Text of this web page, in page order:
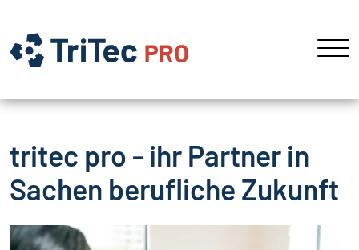
tritec pro - ihr Partner in
Sachen berufliche Zukunft